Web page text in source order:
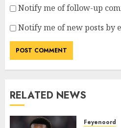
Notify me of follow-up
Notify me of new posts by
RELATED NEWS
Feyenoord